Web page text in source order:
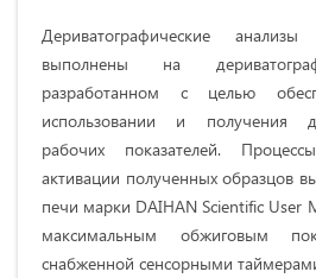
Дериватографические
выполнены на
разработанном с целью
использовании и получения
рабочих показателей.
активации полученных образцов
печи марки DAIHAN Scientific User
максимальным обжиговым
снабженной сенсорными